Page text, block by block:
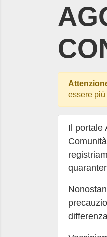
essere più
Il portale